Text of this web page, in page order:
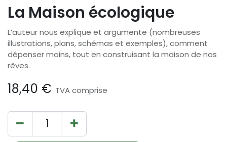
La Maison écologique
L’auteur nous explique et argumente (nombreuses
illustrations, plans, schémas et exemples), comment
dépenser moins, tout en construisant la maison de nos
rêves.
18,40 € TVA comprise